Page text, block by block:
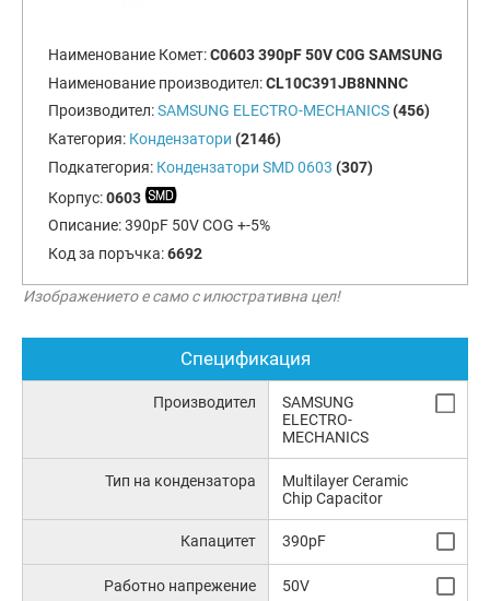
Наименование Комет:C0603 390pF 50V C0G SAMSUNG
Наименование производител:CL10C391JB8NNNC
Производител:SAMSUNG ELECTRO-MECHANICS (456)
Категория: Кондензатори (2146)
Подкатегория: Кондензатори SMD 0603 (307)
Корпус:0603
Описание:390pF 50V COG +-5%
Код за поръчка:6692
Изображението е само с илюстративна цел!
Спецификация
Производител
SAMSUNG
ELECTRO-
MECHANICS
Тип на кондензатора
Multilayer Ceramic
Chip Capacitor
Капацитет 390pF
Работно напрежение 50V